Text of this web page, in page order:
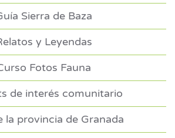
Sierra de Baza
y Leyendas
Fotos Fauna
de interés comunitario
la provincia de Granada